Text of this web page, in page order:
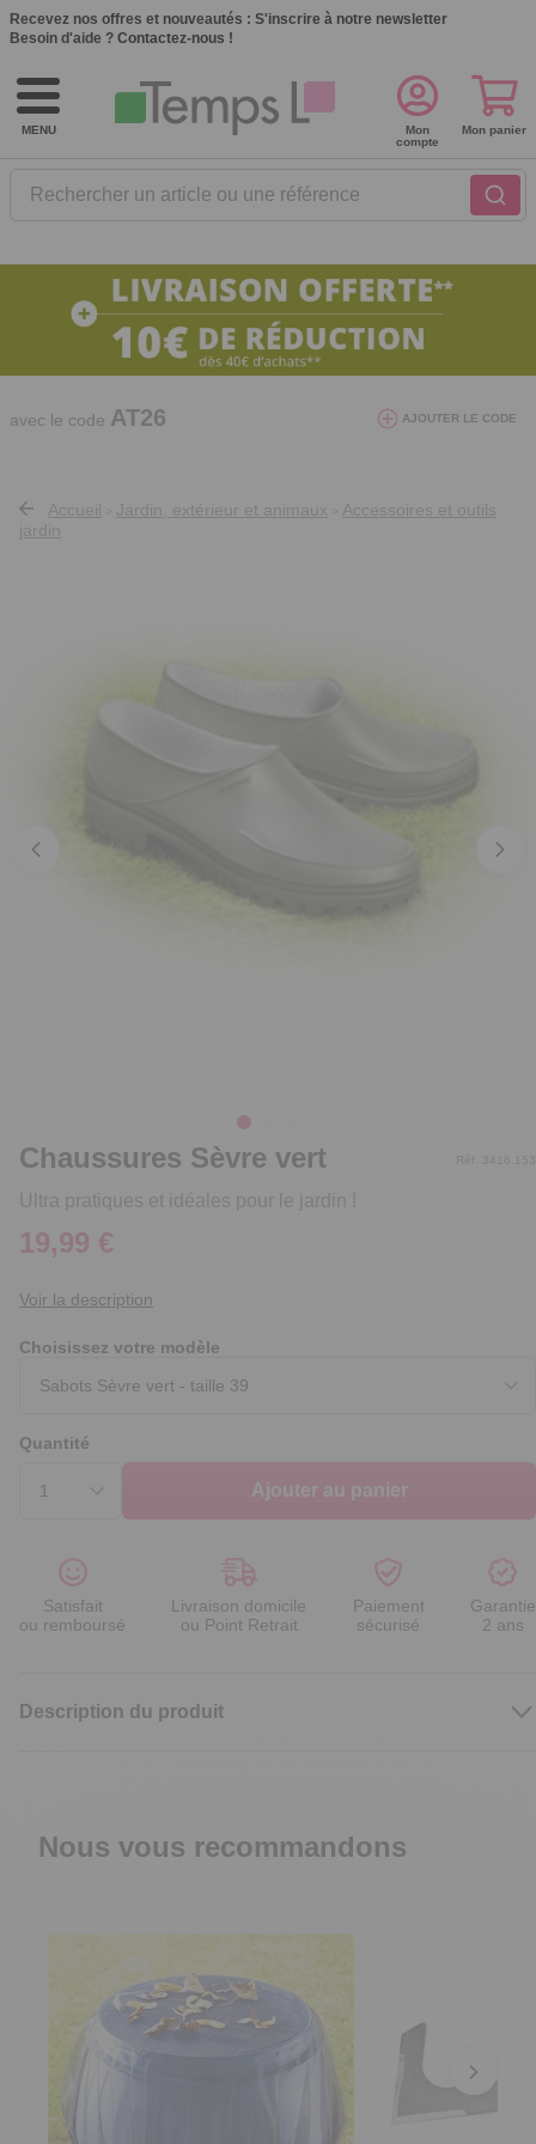
Recevez nos offres et nouveautés : S'inscrire à notre newsletter
Besoin d'aide ? Contactez-nous !
MENU
Rechercher un article ou une référence
Mon
compte
Mon panier
10€ de réduction dès 40€ d'achat. Offre
valable du 03/08/2026 au 12/08/2026.
avec le code AT26 AJOUTER LE CODE
Accueil Jardin, extérieur et animaux
Accessoires et outils
jardin
Chaussures Sèvre vert
Ultra pratiques et idéales pour le jardin !
Réf. 3416.153
19,99 €
Voir la description
Choisissez votre modèle
Quantité
Ajouter au panier
Satisfait
ou remboursé
Livraison domicile
ou Point Retrait
Paiement
sécurisé
Garantie
2 ans
Description du produit
Nous vous recommandons